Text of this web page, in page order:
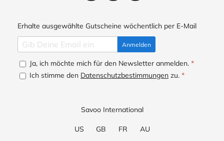
Erhalte ausgewählte Gutscheine wöchentlich per E-Mail
Anmelden
Ja, ich möchte mich für den Newsletter anmelden. *
Ich stimme den Datenschutzbestimmungen zu. *
Savoo International
US GB FR AU